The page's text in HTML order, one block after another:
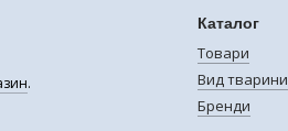
.
Каталог
Товари
Вид тварини
Бренди